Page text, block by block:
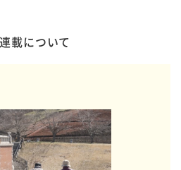
載について